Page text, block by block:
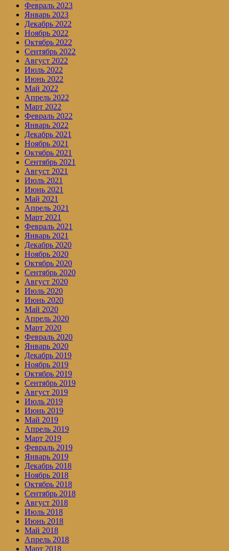
Февраль 2023
Январь 2023
Декабрь 2022
Ноябрь 2022
Октябрь 2022
Сентябрь 2022
Август 2022
Июль 2022
Июнь 2022
Май 2022
Апрель 2022
Март 2022
Февраль 2022
Январь 2022
Декабрь 2021
Ноябрь 2021
Октябрь 2021
Сентябрь 2021
Август 2021
Июль 2021
Июнь 2021
Май 2021
Апрель 2021
Март 2021
Февраль 2021
Январь 2021
Декабрь 2020
Ноябрь 2020
Октябрь 2020
Сентябрь 2020
Август 2020
Июль 2020
Июнь 2020
Май 2020
Апрель 2020
Март 2020
Февраль 2020
Январь 2020
Декабрь 2019
Ноябрь 2019
Октябрь 2019
Сентябрь 2019
Август 2019
Июль 2019
Июнь 2019
Май 2019
Апрель 2019
Март 2019
Февраль 2019
Январь 2019
Декабрь 2018
Ноябрь 2018
Октябрь 2018
Сентябрь 2018
Август 2018
Июль 2018
Июнь 2018
Май 2018
Апрель 2018
Март 2018